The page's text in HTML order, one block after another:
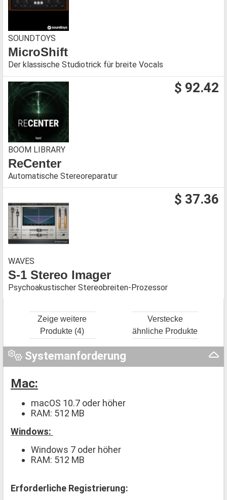
SOUNDTOYS
MicroShift
Der klassische Studiotrick für breite Vocals
$ 92.42
BOOM LIBRARY
ReCenter
Automatische Stereoreparatur
$ 37.36
WAVES
S-1 Stereo Imager
Psychoakustischer Stereobreiten-Prozessor
Zeige weitere
Produkte (4)
Verstecke
ähnliche Produkte
Systemanforderung
Mac:
macOS 10.7 oder höher
RAM: 512 MB
Windows:
Windows 7 oder höher
RAM: 512 MB
Erforderliche Registrierung: